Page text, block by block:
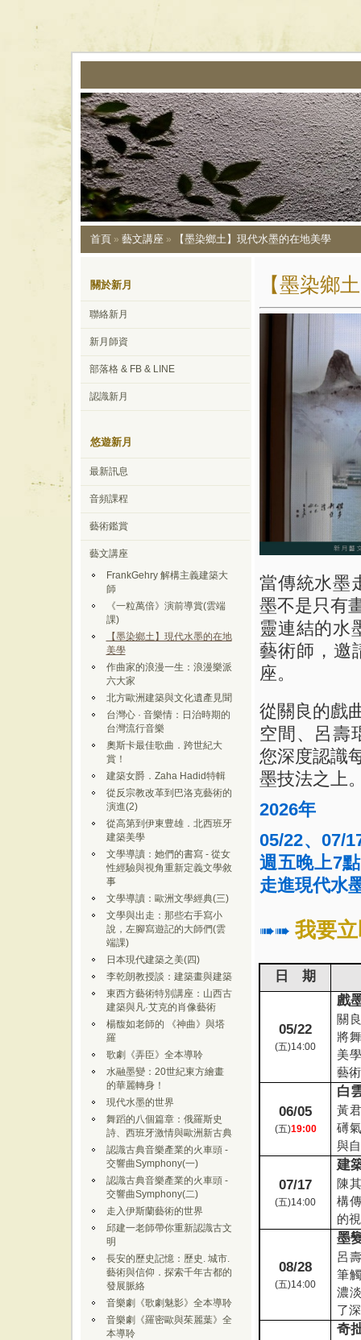
首頁 » 藝文講座 » 【墨染鄉土】現代水墨的在地美學
關於新月
聯絡新月
新月師資
部落格 & FB & LINE
認識新月
悠遊新月
最新訊息
音頻課程
藝術鑑賞
藝文講座
FrankGehry 解構主義建築大
師
《一粒萬倍》演前導賞(雲端
課)
【墨染鄉土】現代水墨的在地
美學
作曲家的浪漫一生：浪漫樂派
六大家
北方歐洲建築與文化遺產見聞
台灣心 · 音樂情：日治時期的
台灣流行音樂
奧斯卡最佳歌曲．跨世紀大
賞！
建築女爵．Zaha Hadid特輯
從反宗教改革到巴洛克藝術的
演進(2)
從高第到伊東豊雄．北西班牙
建築美學
文學導讀：她們的書寫 - 從女
性經驗與視角重新定義文學敘
事
文學導讀：歐洲文學經典(三)
文學與出走：那些右手寫小
說，左腳寫遊記的大師們(雲
端課)
日本現代建築之美(四)
李乾朗教授談：建築畫與建築
東西方藝術特別講座：山西古
建築與凡·艾克的肖像藝術
楊馥如老師的 《神曲》與塔
羅
歌劇《弄臣》全本導聆
水融墨變：20世紀東方繪畫
的華麗轉身！
現代水墨的世界
舞蹈的八個篇章：俄羅斯史
詩、西班牙激情與歐洲新古典
認識古典音樂產業的火車頭 -
交響曲Symphony(一)
認識古典音樂產業的火車頭 -
交響曲Symphony(二)
走入伊斯蘭藝術的世界
邱建一老師帶你重新認識古文
明
長安的歷史記憶：歷史. 城市.
藝術與信仰．探索千年古都的
發展脈絡
音樂劇《歌劇魅影》全本導聆
音樂劇《羅密歐與茱麗葉》全
本導聆
【墨染鄉
當傳統水墨
墨不是只有
靈連結的水
藝術師，邀
座。
從關良的戲
空間、呂壽
您深度認識
墨技法之上
2026年
05/22、07/
週五晚上7
走進現代水
➠➠ 我要
日 期
05/22
(五)14:00
戲
關
將
美
藝
06/05
(五)19:00
白
黃
礡
與
07/17
(五)14:00
建
陳
構
的
08/28
(五)14:00
墨
呂
筆
濃
了
奇